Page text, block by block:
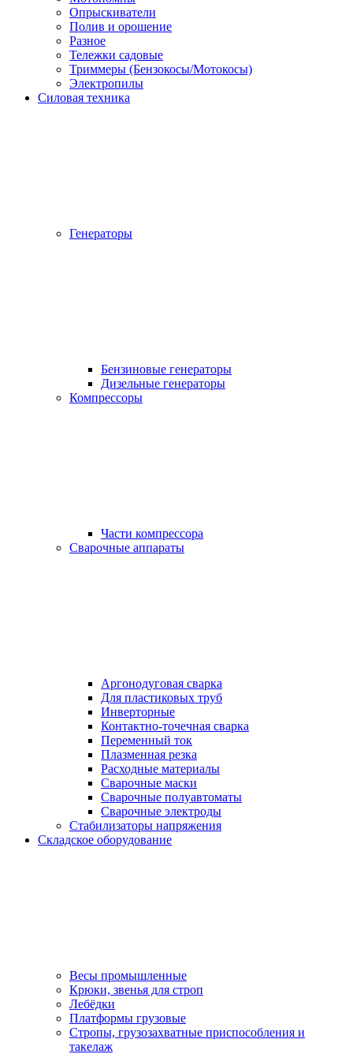
Опрыскиватели
Полив и орошение
Разное
Тележки садовые
Триммеры (Бензокосы/Мотокосы)
Электропилы
Силовая техника
Генераторы
Бензиновые генераторы
Дизельные генераторы
Компрессоры
Части компрессора
Сварочные аппараты
Аргонодуговая сварка
Для пластиковых труб
Инверторные
Контактно-точечная сварка
Переменный ток
Плазменная резка
Расходные материалы
Сварочные маски
Сварочные полуавтоматы
Сварочные электроды
Стабилизаторы напряжения
Складское оборудование
Весы промышленные
Крюки, звенья для строп
Лебёдки
Платформы грузовые
Стропы, грузозахватные приспособления и
такелаж